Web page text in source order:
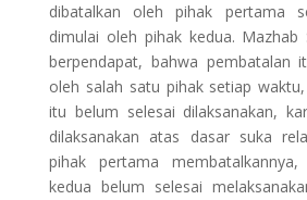
dibatalkan oleh pihak pertama
dimulai oleh pihak kedua. Mazhab
berpendapat, bahwa pembatalan
oleh salah satu pihak setiap
itu belum selesai dilaksanakan,
dilaksanakan atas dasar suka
pihak pertama
kedua belum selesai